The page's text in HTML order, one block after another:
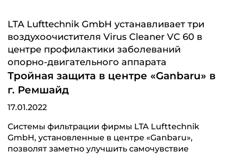
LTA Lufttechnik GmbH устанавливает три
воздухоочистителя Virus Cleaner VC 60 в
центре профилактики заболеваний
опорно-двигательного аппарата
Тройная защита в центре «Ganbaru» в
г. Ремшайд
17.01.2022
Системы фильтрации фирмы LTA Lufttechnik
GmbH, установленные в центре «Ganbaru»,
позволят заметно улучшить самочувствие